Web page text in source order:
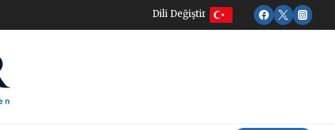
Dili Değiştir